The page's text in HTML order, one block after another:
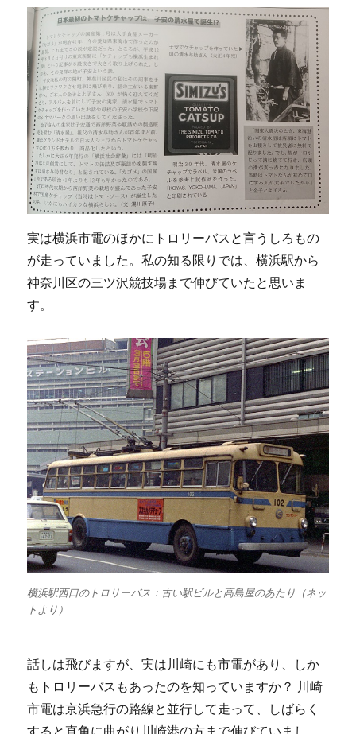
実は横浜市電のほかにトロリーバスと言うしろもの
が走っていました。私の知る限りでは、横浜駅から
神奈川区の三ツ沢競技場まで伸びていたと思いま
す。
横浜駅西口のトロリーバス：古い駅ビルと高島屋のあたり（ネッ
トより）
話しは飛びますが、実は川崎にも市電があり、しか
もトロリーバスもあったのを知っていますか？ 川崎
市電は京浜急行の路線と並行して走って、しばらく
すると直角に曲がり川崎港の方まで伸びていまし